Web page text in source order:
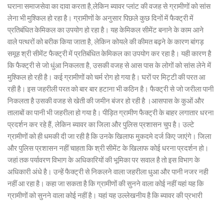
घराना समाजसेवा का दावा करता है,लेकिन ब्यावर प्लांट की वजह से ग्रामीणों को सांस
लेना भी मुश्किल हो रहा है। ग्रामीणों के अनुसार पिछले कुछ दिनों में फैक्ट्री में
प्रतिबंधित केमिकल का उपयोग हो रहा है। यह केमिकल सीमेंट बनाने के काम आने
वाले पत्थरों को बरीक किया जाता है, लेकिन कोयले की कीमत बढ़ने के कारण बांगड़
समूह श्री सीमेंट फैक्ट्री में प्रतिबंधित केमिकल का उपयोग कर रहा है। यही कारण है
कि फैक्ट्री से जो धुंआ निकलता है, उसकी वजह से आस पास के लोगों को सांस लेने में
मुश्किल हो रही है। कई ग्रामीणों को चर्म रोग हो गया है। घरों पर मिट्टी की परत आ
रही है। इस जहरीली परत को बार बार हटाना भी कठिन है। फैक्ट्री से जो जरीला पानी
निकलता है उसकी वजह से खेती की जमीन बंजर हो रही है ।आसपास के कुओं और
तालाबों का पानी भी जहरीला हो गया है। पीड़ित ग्रामीण फैक्ट्री के बाहर लगातार धरना
प्रदर्शन कर रहे हैं, लेकिन ब्यावर का जिला और पुलिस प्रशासन चुप है। उल्टे
ग्रामीणों को ही धमकी दी जा रही है कि उनके खिलाफ मुकदमे दर्ज किए जाएंगे। जिला
और पुलिस प्रशासन नहीं चाहता कि श्री सीमेंट के खिलाफ कोई धरना प्रदर्शन हो।
जहां तक पर्यावरण विभाग के अधिकारियों की भूमिका पर सवाल है तो इस विभाग के
अधिकारी अंधे है। उन्हें फैक्ट्री से निकलने वाला जहरीला धुआ और पानी नजर नही
नहीं आ रहा है। कहा जा सकता है कि ग्रामीणों की सुनने वाला कोई नहीं यहां यह कि
ग्रामीणों को सुनने वाला कोई नहीं है। यहां यह उल्लेखनीय है कि ब्यावर की प्रभारी